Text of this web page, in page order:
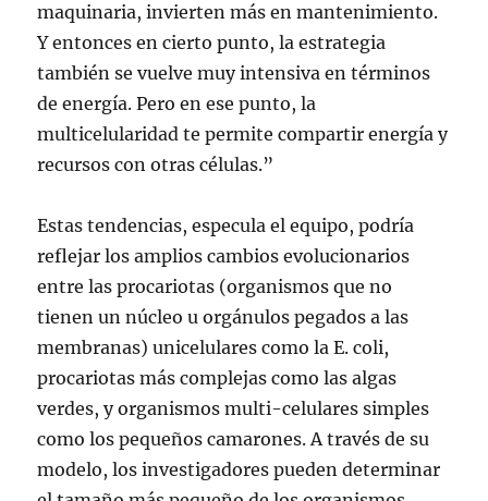
maquinaria, invierten más en mantenimiento.
Y entonces en cierto punto, la estrategia
también se vuelve muy intensiva en términos
de energía. Pero en ese punto, la
multicelularidad te permite compartir energía y
recursos con otras células.”
Estas tendencias, especula el equipo, podría
reflejar los amplios cambios evolucionarios
entre las procariotas (organismos que no
tienen un núcleo u orgánulos pegados a las
membranas) unicelulares como la E. coli,
procariotas más complejas como las algas
verdes, y organismos multi-celulares simples
como los pequeños camarones. A través de su
modelo, los investigadores pueden determinar